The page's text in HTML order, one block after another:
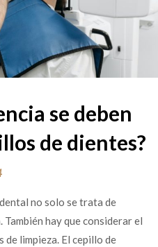
se deben
de dientes?
no solo se trata de
hay que considerar el
limpieza. El cepillo de